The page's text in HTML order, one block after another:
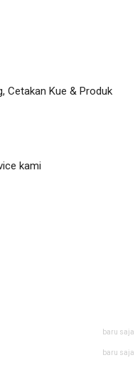
Cetakan Kue & Produk
kami
baru saja
baru saja